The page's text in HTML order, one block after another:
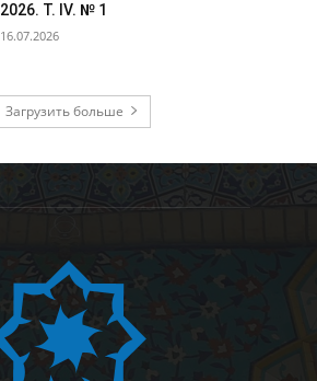
2026. Т. IV. № 1
16.07.2026
Загрузить больше